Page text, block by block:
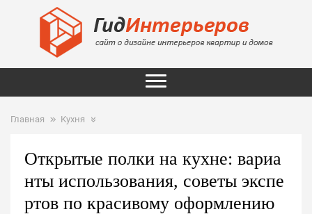
Главная Кухня
Открытые полки на кухне: вариа
нты использования, советы экспе
ртов по красивому оформлению